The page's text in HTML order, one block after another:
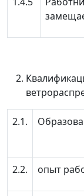
2.1.
2.2. опыт